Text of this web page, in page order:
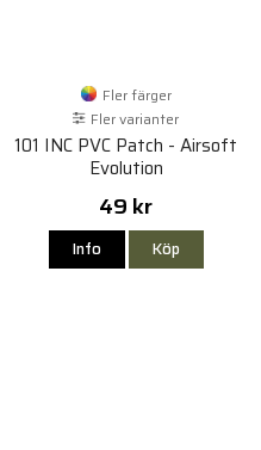
Fler färger
Fler varianter
101 INC PVC Patch - Airsoft
Evolution
49 kr
Info Köp